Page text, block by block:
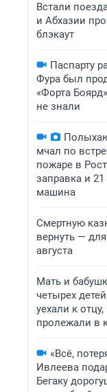
Встали
и Абхазии
блэкаут
Паспарту
Фура был
«Форта
не знали
мчал по
пожаре в
заправка и
машина
Смертную
вернуть —
августа
Мать и
четырех
уехали к
пролежали в
«Всё,
Ивлеева
Бегаку